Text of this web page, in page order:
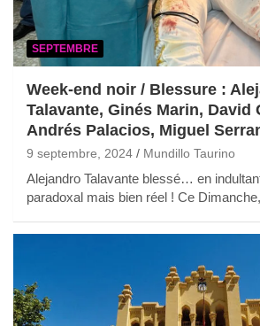
SEPTEMBRE
Week-end noir / Blessure :
Talavante, Ginés Marin, David
Andrés Palacios, Miguel
9 septembre, 2024 Mundillo Taurino
Alejandro Talavante blessé… en
paradoxal mais bien réel ! Ce